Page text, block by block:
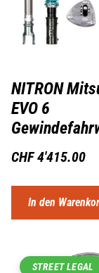
NITRON
EVO 6
CHF4'415.00
In den
STREET LEGAL